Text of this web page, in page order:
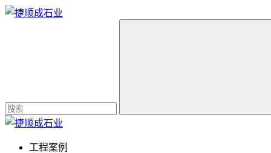
工程案例